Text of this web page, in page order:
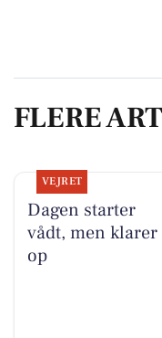
FLERE
VEJRET
Dagen starter
vådt, men klarer
op